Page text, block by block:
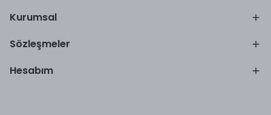
Kurumsal
Sözleşmeler
Hesabım